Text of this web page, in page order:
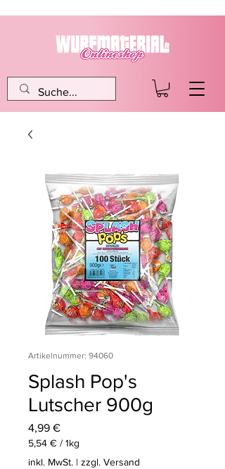
Artikelnummer: 94060
Splash Pop's
Lutscher 900g
4,99 €Preis
5,54 € / 1kg
5,54 €
inkl. MwSt. | zzgl. Versand